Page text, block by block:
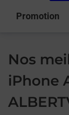
Promotion
Nos
iPhone